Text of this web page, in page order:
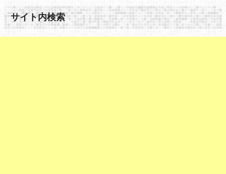
サイト内検索